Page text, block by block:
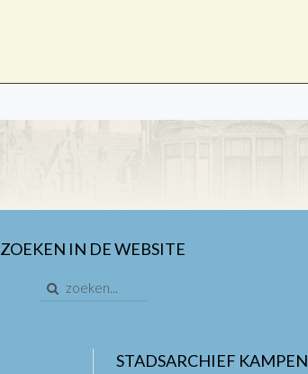
ZOEKEN IN DE WEBSITE
STADSARCHIEF KAMPEN